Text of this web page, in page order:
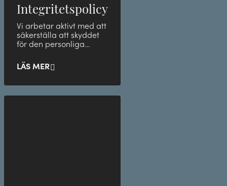
Integritetspolicy
Vi arbetar aktivt med att
säkerställa att skyddet
för den personliga
inom företaget.
LÄS MER